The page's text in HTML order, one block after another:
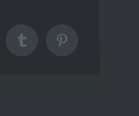
TumblrPinterest